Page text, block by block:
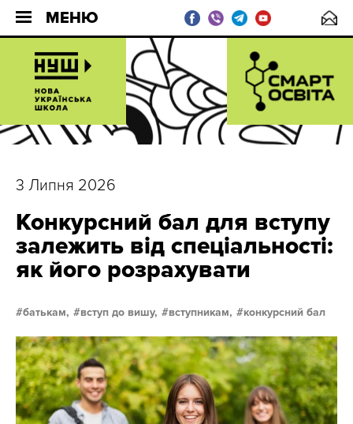
МЕНЮ
3 Липня 2026
Конкурсний бал для вступу
залежить від спеціальності:
як його розрахувати
батькам, вступ до вишу, вступникам, конкурсний бал